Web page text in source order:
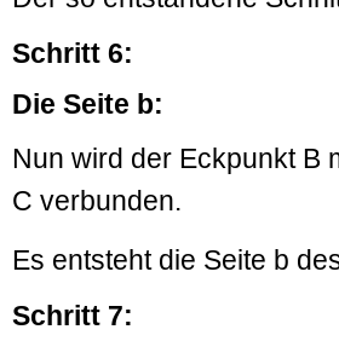
Schritt 6:
Die Seite b:
Nun wird der Eckpunkt B
C verbunden.
Es entsteht die Seite b
Schritt 7: